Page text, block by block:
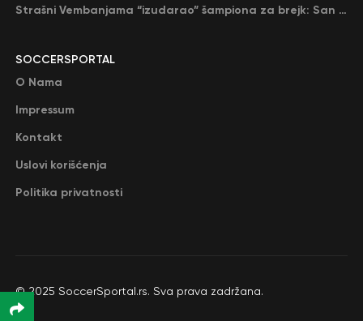
SOCCERSPORTAL
O Nama
Impressum
Kontakt
Uslovi korišćenja
Politika privatnosti
Strašni Vembanjama “izudarao” šampiona za brejk: San Antonio poveo protiv Oklahome
© 2025 SoccerSportal.rs. Sva prava zadržana.